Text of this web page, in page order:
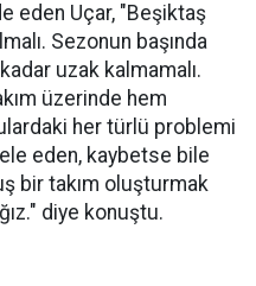
eden Uçar, "Beşiktaş
Sezonun başında
uzak kalmamalı.
üzerinde hem
her türlü problemi
eden, kaybetse bile
bir takım oluşturmak
diye konuştu.